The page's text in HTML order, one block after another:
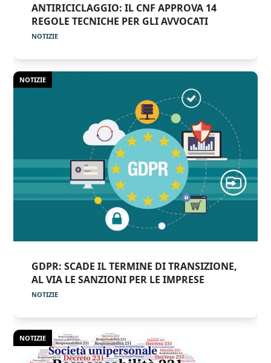
ANTIRICICLAGGIO: IL CNF APPROVA 14
REGOLE TECNICHE PER GLI AVVOCATI
NOTIZIE
NOTIZIE
GDPR: SCADE IL TERMINE DI TRANSIZIONE,
AL VIA LE SANZIONI PER LE IMPRESE
NOTIZIE
NOTIZIE